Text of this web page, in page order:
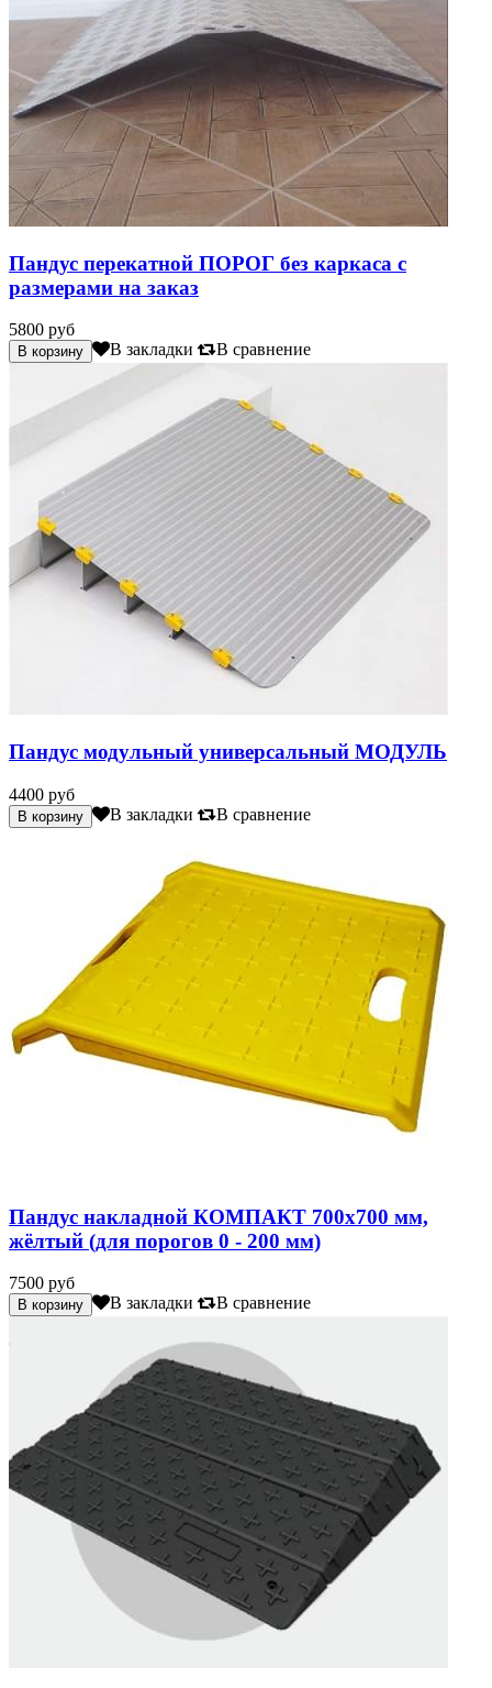
Пандус перекатной ПОРОГ без каркаса с
размерами на заказ
5800 руб
В закладки В сравнение
Пандус модульный универсальный МОДУЛЬ
4400 руб
В закладки В сравнение
Пандус накладной КОМПАКТ 700х700 мм,
жёлтый (для порогов 0 - 200 мм)
7500 руб
В закладки В сравнение